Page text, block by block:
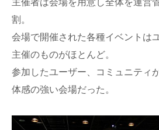
主催者は会場を用意し全体を運営
割。
会場で開催された各種イベントは
主催のものがほとんど。
参加したユーザー、コミュニティ
体感の強い会場だった。